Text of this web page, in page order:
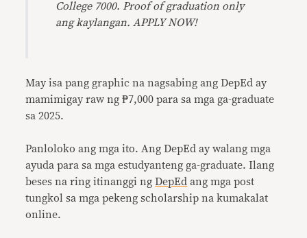
College 7000. Proof of graduation only
ang kaylangan. APPLY NOW!
May isa pang graphic na nagsabing ang DepEd ay
mamimigay raw ng ₱7,000 para sa mga ga-graduate
sa 2025.
Panloloko ang mga ito. Ang DepEd ay walang mga
ayuda para sa mga estudyanteng ga-graduate. Ilang
beses na ring itinanggi ngDepEd ang mga post
tungkol sa mga pekeng scholarship na kumakalat
online.